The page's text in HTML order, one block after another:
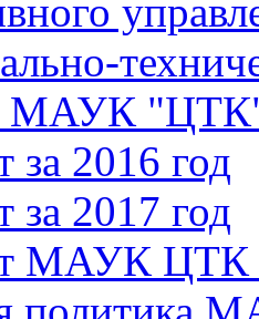
МАУК
за 2016 год
за 2017 год
МАУК ЦТК